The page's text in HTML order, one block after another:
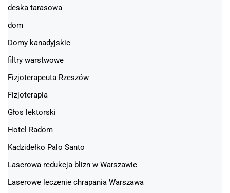
deska tarasowa
dom
Domy kanadyjskie
filtry warstwowe
Fizjoterapeuta Rzeszów
Fizjoterapia
Głos lektorski
Hotel Radom
Kadzidełko Palo Santo
Laserowa redukcja blizn w Warszawie
Laserowe leczenie chrapania Warszawa